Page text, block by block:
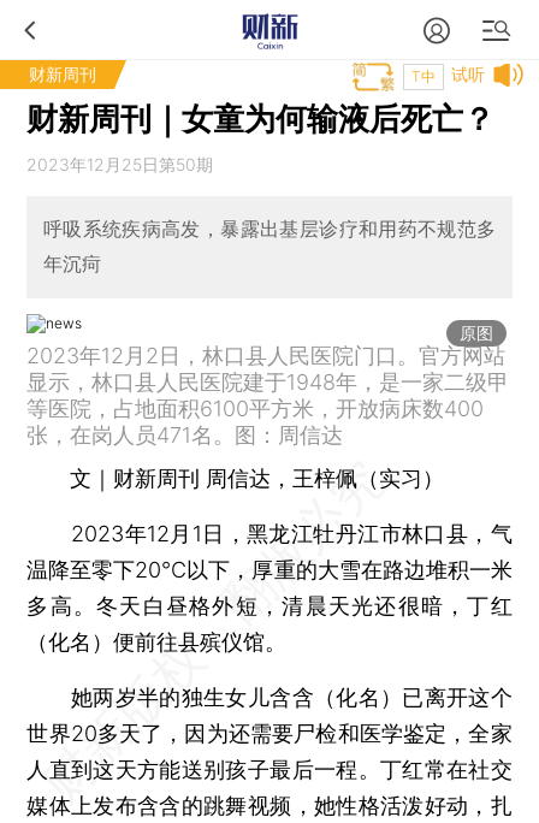
财新周刊 试听
T中
财新周刊｜女童为何输液后死亡？
2023年12月25日第50期
呼吸系统疾病高发，暴露出基层诊疗和用药不规范多
年沉疴
原图
2023年12月2日，林口县人民医院门口。官方网站
显示，林口县人民医院建于1948年，是一家二级甲
等医院，占地面积6100平方米，开放病床数400
张，在岗人员471名。图：周信达
文｜财新周刊 周信达，王梓佩（实习）
2023年12月1日，黑龙江牡丹江市林口县，气
温降至零下20℃以下，厚重的大雪在路边堆积一米
多高。冬天白昼格外短，清晨天光还很暗，丁红
（化名）便前往县殡仪馆。
她两岁半的独生女儿含含（化名）已离开这个
世界20多天了，因为还需要尸检和医学鉴定，全家
人直到这天方能送别孩子最后一程。丁红常在社交
媒体上发布含含的跳舞视频，她性格活泼好动，扎